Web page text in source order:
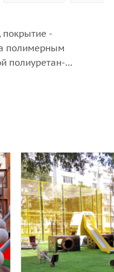
покрытие -
полимерным
полиуретан-